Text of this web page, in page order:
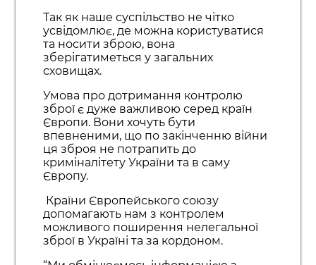
Так як наше суспільство не чітко
усвідомлює, де можна користуватися
та носити зброю, вона
зберігатиметься у загальних
сховищах.
Умова про дотримання контролю
зброї є дуже важливою серед країн
Європи. Вони хочуть бути
впевненими, що по закінченню війни
ця зброя не потрапить до
криміналітету України та в саму
Європу.
Країни Європейського союзу
допомагають нам з контролем
можливого поширення нелегальної
зброї в Україні та за кордоном.